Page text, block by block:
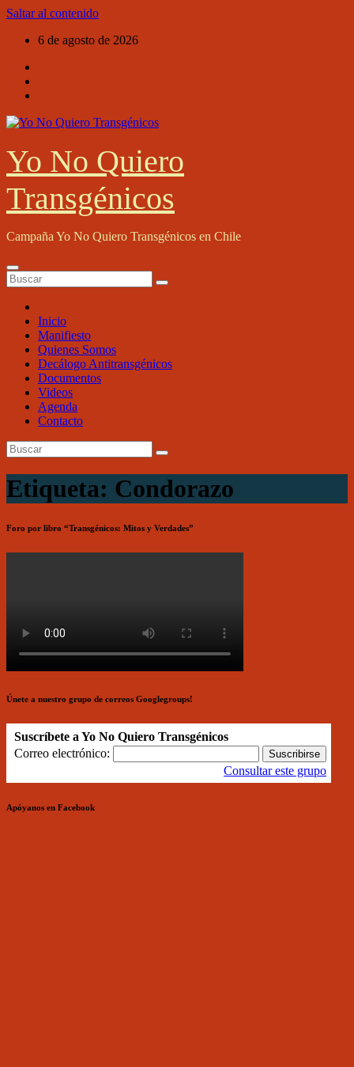
Saltar al contenido
6 de agosto de 2026
Yo No Quiero
Transgénicos
Campaña Yo No Quiero Transgénicos en Chile
Inicio
Manifiesto
Quienes Somos
Decálogo Antitransgénicos
Documentos
Videos
Agenda
Contacto
Etiqueta: Condorazo
Foro por libro “Transgénicos: Mitos y Verdades”
Únete a nuestro grupo de correos Googlegroups!
Suscríbete a Yo No Quiero Transgénicos
Correo electrónico:
Consultar este grupo
Apóyanos en Facebook